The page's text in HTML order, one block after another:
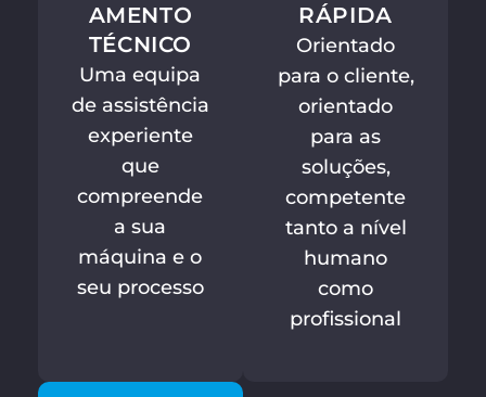
AMENTO
TÉCNICO
Uma equipa
de assistência
experiente
que
compreende
a sua
máquina e o
seu processo
RÁPIDA
Orientado
para o cliente,
orientado
para as
soluções,
competente
tanto a nível
humano
como
profissional